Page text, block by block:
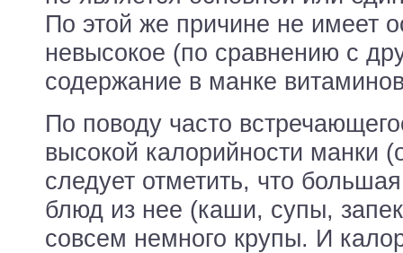
По этой же причине не имеет
невысокое (по сравнению с
содержание в манке
По поводу часто
высокой калорийности манки
следует отметить, что
блюд из нее (каши, супы,
совсем немного крупы. И